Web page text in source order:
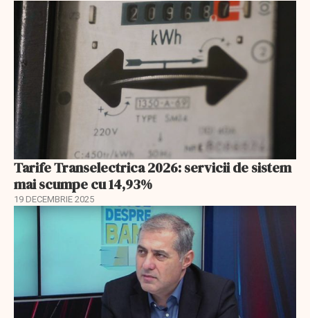
Tarife Transelectrica 2026: servicii de sistem
mai scumpe cu 14,93%
19 DECEMBRIE 2025